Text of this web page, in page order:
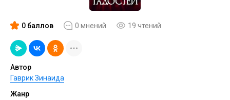
0 баллов 0 мнений 19 чтений
Автор
Гаврик Зинаида
Жанр